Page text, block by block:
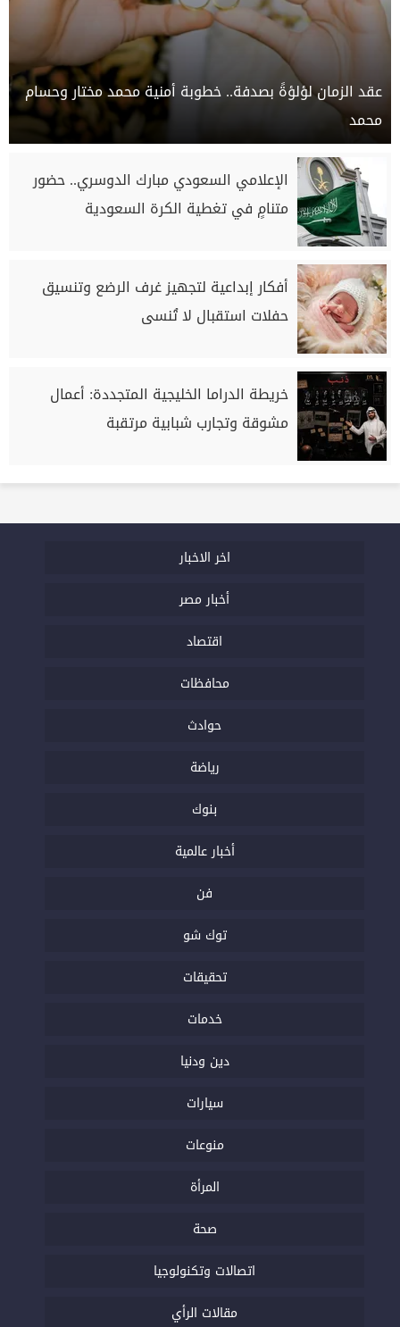
عقد الزمان لؤلؤةً بصدفة.. خطوبة أمنية محمد مختار وحسام
محمد
الإعلامي السعودي مبارك الدوسري.. حضور
متنامٍ في تغطية الكرة السعودية
أفكار إبداعية لتجهيز غرف الرضع وتنسيق
حفلات استقبال لا تُنسى
خريطة الدراما الخليجية المتجددة: أعمال
مشوقة وتجارب شبابية مرتقبة
اخر الاخبار
أخبار مصر
اقتصاد
محافظات
حوادث
رياضة
بنوك
أخبار عالمية
فن
توك شو
تحقيقات
خدمات
دين ودنيا
سيارات
منوعات
المرأة
صحة
اتصالات وتكنولوجيا
مقالات الرأي